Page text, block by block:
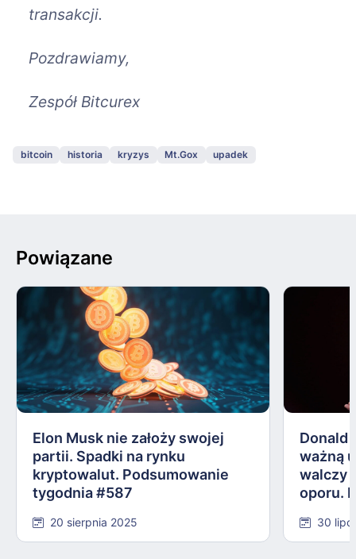
transakcji.
Pozdrawiamy,
Zespół Bitcurex
bitcoin historia kryzys Mt.Gox upadek
Powiązane
Elon Musk nie założy swojej
partii. Spadki na rynku
kryptowalut. Podsumowanie
tygodnia #587
20 sierpnia 2025
Donald
ważną
walczy
oporu.
30